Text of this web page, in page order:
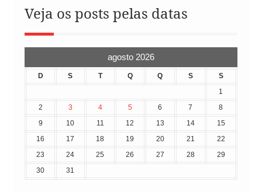
Veja os posts pelas datas
agosto 2026
D S T Q Q S
S
1
2
3 4 5 6 7
8
9
10 11 12 13 14
15
16
17 18 19 20 21
22
23
24 25 26 27 28
29
30
31